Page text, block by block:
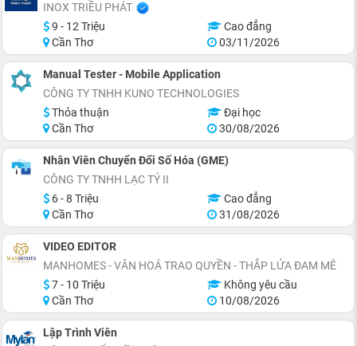
INOX TRIỀU PHÁT
9 - 12 Triệu
Cao đẳng
Cần Thơ
03/11/2026
Manual Tester - Mobile Application
CÔNG TY TNHH KUNO TECHNOLOGIES
Thỏa thuận
Đại học
Cần Thơ
30/08/2026
Nhân Viên Chuyển Đổi Số Hóa (GME)
CÔNG TY TNHH LẠC TỶ II
6 - 8 Triệu
Cao đẳng
Cần Thơ
31/08/2026
VIDEO EDITOR
MANHOMES - VĂN HOÁ TRAO QUYỀN - THẮP LỬA ĐAM MÊ
7 - 10 Triệu
Không yêu cầu
Cần Thơ
10/08/2026
Lập Trình Viên